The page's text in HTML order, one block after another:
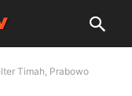
Timah, Prabowo